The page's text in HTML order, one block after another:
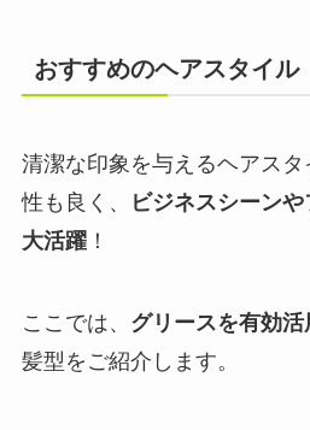
おすすめのヘアスタイル
清潔な印象を与えるヘアス
性も良く、
ビジネスシーン
大活躍！
ここでは、 グリースを有効活
髪型をご紹介します。